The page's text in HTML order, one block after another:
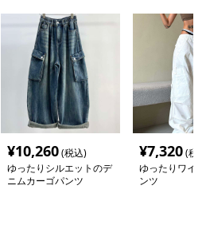
¥10,260(税込)
ゆったりシルエットのデ
ニムカーゴパンツ
¥7,320(税
ゆったりワイ
ンツ